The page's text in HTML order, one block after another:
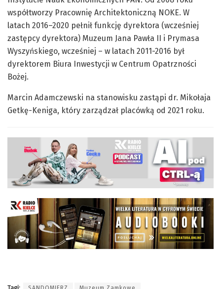
współtworzy Pracownię Architektoniczną NOKE. W
latach 2016–2020 pełnił funkcję dyrektora (wcześniej
zastępcy dyrektora) Muzeum Jana Pawła II i Prymasa
Wyszyńskiego, wcześniej – w latach 2011-2016 był
dyrektorem Biura Inwestycji w Centrum Opatrzności
Bożej.
Marcin Adamczewski na stanowisku zastąpi dr. Mikołaja
Getkę-Keniga, który zarządzał placówką od 2021 roku.